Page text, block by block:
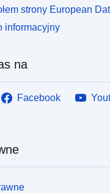
strony European
informacyjny
na
Facebook